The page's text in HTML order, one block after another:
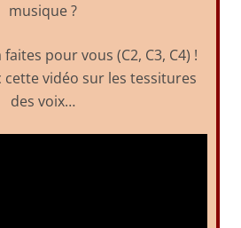
musique ?
pour vous (C2, C3, C4) !
cette vidéo sur les tessitures
des voix…